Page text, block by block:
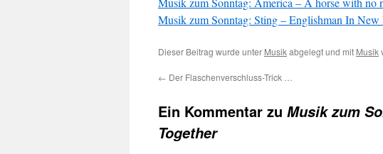
Musik zum Sonntag: Sting – Englishman In New
Dieser Beitrag wurde unter Musikabgelegt und mit Musik
← Der Flaschenverschluss-Trick …
Ein Kommentar zu Musik zum
Together